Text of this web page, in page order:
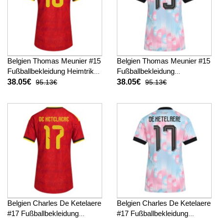
Belgien Thomas Meunier #15
Fußballbekleidung Heimtrikot
Damen WM 2026 Kurzarm
38.05€ 95.13€
Belgien Thomas Meunier #15
Fußballbekleidung
Auswärtstrikot Damen WM
38.05€ 95.13€
Belgien Charles De Ketelaere
#17 Fußballbekleidung
Belgien Charles De Ketelaere
#17 Fußballbekleidung